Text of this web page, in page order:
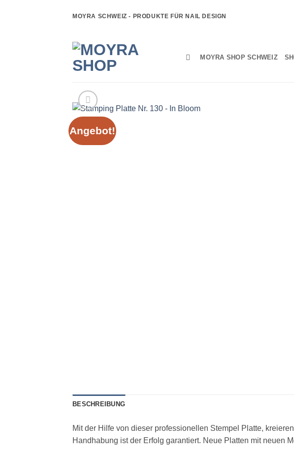
MOYRA SCHWEIZ - PRODUKTE FÜR NAIL DESIGN
MOYRA SHOP SCHWEIZ
Angebot!
BESCHREIBUNG
Mit der Hilfe von dieser professionellen Stempel Platte,
Handhabung ist der Erfolg garantiert. Neue Platten mit neuen